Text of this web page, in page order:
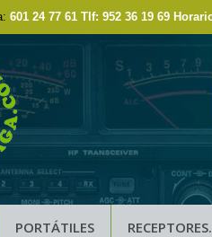
601 24 77 61 Tlf: 952 36 19 69
PORTÁTILES RECEPTORES.